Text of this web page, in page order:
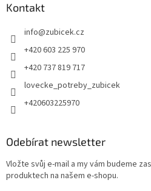
Kontakt
info@zubicek.cz
+420 603 225 970
+420 737 819 717
lovecke_potreby_zubicek
+420603225970
Odebírat newsletter
Vložte svůj e-mail a my vám budeme
produktech na našem e-shopu.